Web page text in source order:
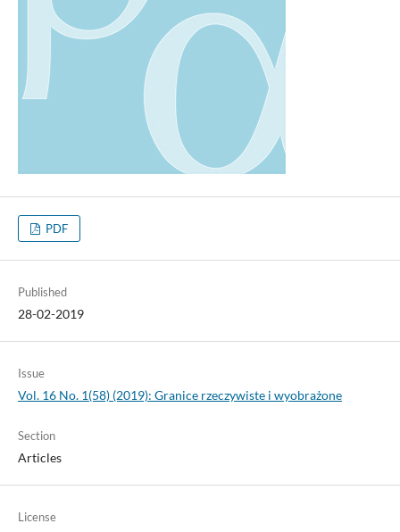
PDF
Published
28-02-2019
Issue
Vol. 16 No. 1(58) (2019): Granice rzeczywiste i wyobrażone
Section
Articles
License